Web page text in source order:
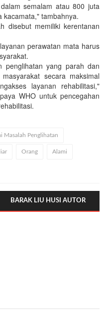
semalam atau 800 juta
kacamata," tambahnya.
disebut memiliki kerentanan
perawatan mata harus
penglihatan yang parah dan
secara maksimal
layanan rehabilitasi,"
WHO untuk pencegahan
Masalah Penglihatan
Orang Alami
BARAK LIU HUSI AUTOR